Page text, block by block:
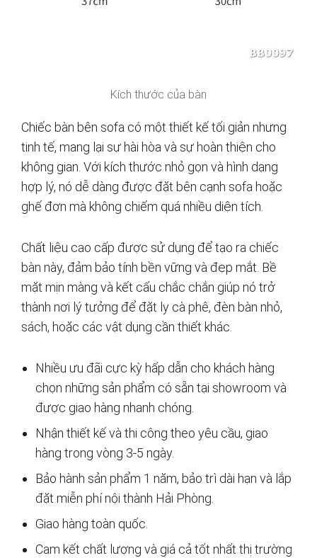
Kích thước của bàn
Chiếc bàn bên sofa có một thiết kế tối giản nhưng
tinh tế, mang lại sự hài hòa và sự hoàn thiện cho
không gian. Với kích thước nhỏ gọn và hình dạng
hợp lý, nó dễ dàng được đặt bên cạnh sofa hoặc
ghế đơn mà không chiếm quá nhiều diện tích.
Chất liệu cao cấp được sử dụng để tạo ra chiếc
bàn này, đảm bảo tính bền vững và đẹp mắt. Bề
mặt mịn màng và kết cấu chắc chắn giúp nó trở
thành nơi lý tưởng để đặt ly cà phê, đèn bàn nhỏ,
sách, hoặc các vật dụng cần thiết khác.
Nhiều ưu đãi cực kỳ hấp dẫn cho khách hàng
chọn những sản phẩm có sẵn tại showroom và
được giao hàng nhanh chóng.
Nhận thiết kế và thi công theo yêu cầu, giao
hàng trong vòng 3-5 ngày.
Bảo hành sản phẩm 1 năm, bảo trì dài hạn và lắp
đặt miễn phí nội thành Hải Phòng.
Giao hàng toàn quốc.
Cam kết chất lượng và giá cả tốt nhất thị trường